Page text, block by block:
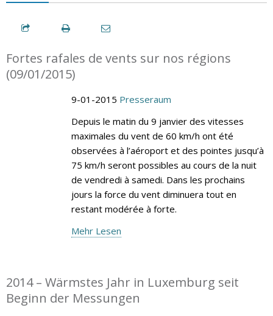
Fortes rafales de vents sur nos régions
(09/01/2015)
9-01-2015 Presseraum
Depuis le matin du 9 janvier des vitesses
maximales du vent de 60 km/h ont été
observées à l’aéroport et des pointes jusqu’à
75 km/h seront possibles au cours de la nuit
de vendredi à samedi. Dans les prochains
jours la force du vent diminuera tout en
restant modérée à forte.
Mehr Lesen
2014 – Wärmstes Jahr in Luxemburg seit
Beginn der Messungen